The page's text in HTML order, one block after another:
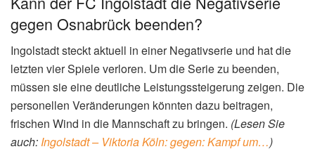
gegen Osnabrück beenden?
Ingolstadt steckt aktuell in einer Negativserie und hat die
letzten vier Spiele verloren. Um die Serie zu beenden,
müssen sie eine deutliche Leistungssteigerung zeigen. Die
personellen Veränderungen könnten dazu beitragen,
frischen Wind in die Mannschaft zu bringen. (Lesen Sie
auch: Ingolstadt – Viktoria Köln: gegen: Kampf um…)